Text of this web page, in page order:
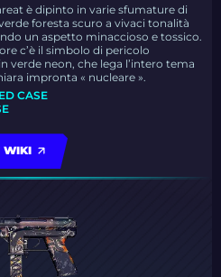
è dipinto in varie sfumature di
foresta scuro a vivaci tonalità
un aspetto minaccioso e tossico.
c’è il simbolo di pericolo
verde neon, che lega l’intero tema
impronta « nucleare ».
CASE
WIKI